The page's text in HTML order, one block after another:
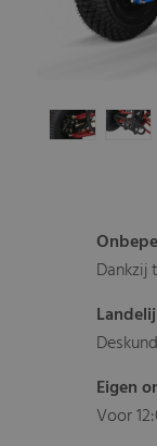
Eigen
Voor